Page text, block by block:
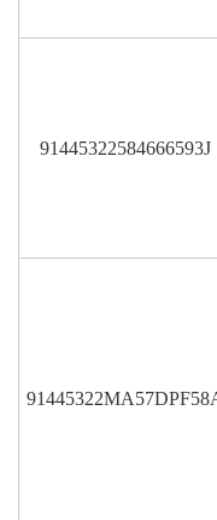
91445322584666593J